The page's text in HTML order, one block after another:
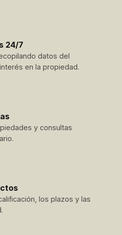
24/7
datos del
en la propiedad.
y consultas
los plazos y las